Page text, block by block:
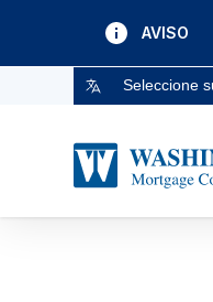
AVISO
Seleccione